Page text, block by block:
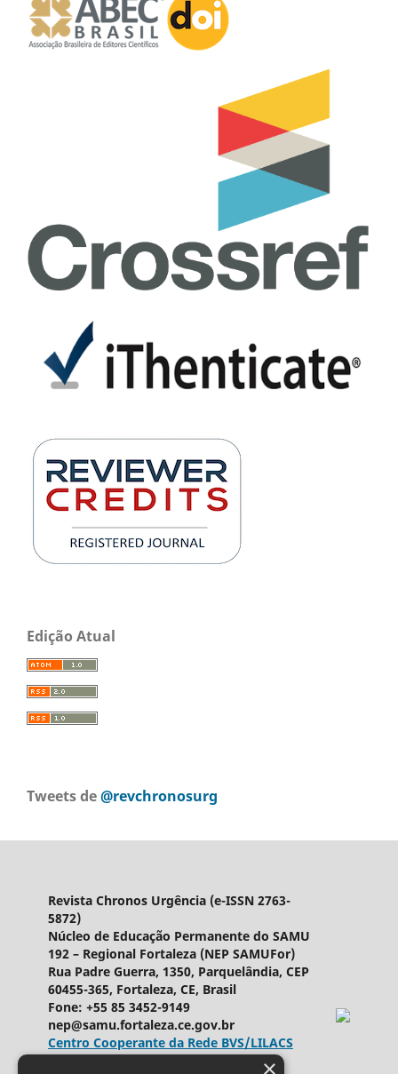
Edição Atual
Tweets de@revchronosurg
Revista Chronos Urgência (e-ISSN 2763-
5872)
Núcleo de Educação Permanente do SAMU
192 – Regional Fortaleza (NEP SAMUFor)
Rua Padre Guerra, 1350, Parquelândia, CEP
60455-365, Fortaleza, CE, Brasil
Fone: +55 85 3452-9149
nep@samu.fortaleza.ce.gov.br
Centro Cooperante da Rede BVS/LILACS